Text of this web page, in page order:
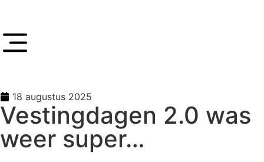
18 augustus 2025
Vestingdagen 2.0 was
weer super…